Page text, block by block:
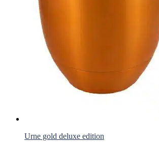
Urne gold deluxe edition